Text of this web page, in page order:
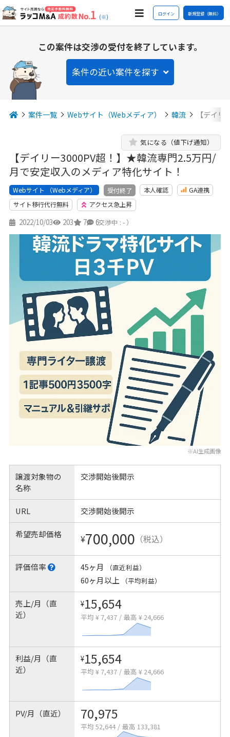
(※) ログイン 新規登録（無料）
この案件は交渉の受付を終了しています。
条件の近い案件を探す
案件一覧 Webサイト（Webメディア） 韓流 【デイ
【デイリー3000PV超！】★韓流専門2.5万円/
月で安定収入のメディア特化サイト！
気になる（値下げ通知）
Webサイト （Webメディア） 受付終了 本人確認
GA連携
サイト移行代行無料
アクセス急上昇
2022/10/03 203 7 6
（交渉中 : - ）
※AI生成画像
譲渡対象物の
名称
交渉開始後開示
URL 交渉開始後開示
希望売却価格 ¥700,000 （税込）
評価倍率 45ヶ月 （直近利益）
60ヶ月以上 （平均利益）
売上/月（直
近）
¥15,654
平均 ¥ 7,437 / 最高 ¥ 24,666
利益/月（直
近）
¥15,654
平均 ¥ 7,437 / 最高 ¥ 24,666
PV/月（直近） 70,975
平均 52,644 / 最高 133,381